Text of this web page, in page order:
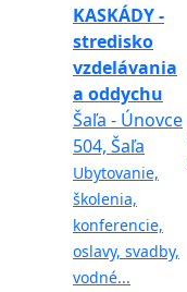
KASKÁDY -
stredisko
vzdelávania
a oddychu
Šaľa - Únovce
504, Šaľa
Ubytovanie,
školenia,
konferencie,
oslavy, svadby,
vodné...